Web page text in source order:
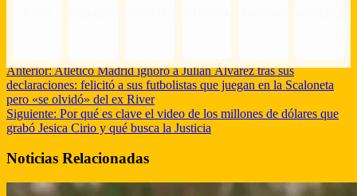
Anterior:Atlético Madrid ignoró a Julián Álvarez tras sus
declaraciones: felicitó a sus futbolistas que juegan en la Scaloneta
pero «se olvidó» del ex River
Siguiente: Por qué es clave el video de los millones de dólares que
grabó Jesica Cirio y qué busca la Justicia
Noticias Relacionadas